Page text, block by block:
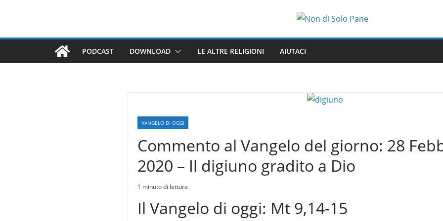
PODCAST DOWNLOAD LE ALTRE RELIGIONI AIUTACI
VANGELO DI OGGI
Commento al Vangelo del giorno: 28
2020 – Il digiuno gradito a Dio
1 minuto di lettura
Il Vangelo di oggi: Mt 9,14-15